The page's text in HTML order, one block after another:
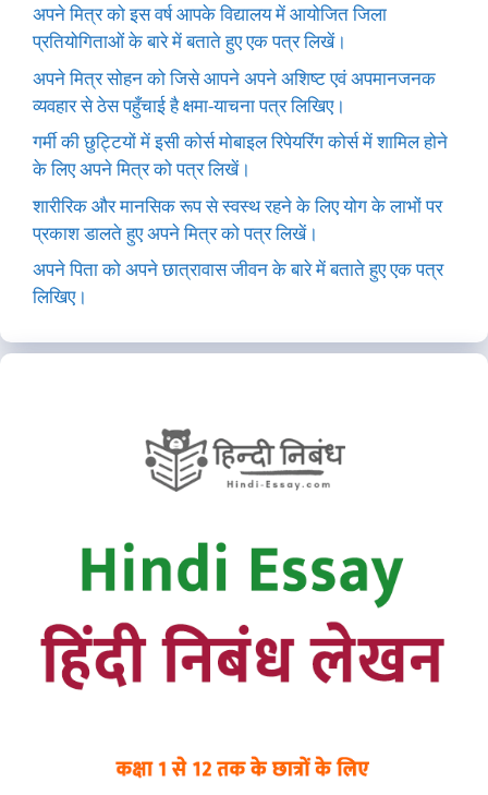
अपने मित्र को इस वर्ष आपके विद्यालय में आयोजित जिला
प्रतियोगिताओं के बारे में बताते हुए एक पत्र लिखें।
अपने मित्र सोहन को जिसे आपने अपने अशिष्ट एवं अपमानजनक
व्यवहार से ठेस पहुँचाई है क्षमा-याचना पत्र लिखिए।
गर्मी की छुट्टियों में इसी कोर्स मोबाइल रिपेयरिंग कोर्स में शामिल होने
के लिए अपने मित्र को पत्र लिखें।
शारीरिक और मानसिक रूप से स्वस्थ रहने के लिए योग के लाभों पर
प्रकाश डालते हुए अपने मित्र को पत्र लिखें।
अपने पिता को अपने छात्रावास जीवन के बारे में बताते हुए एक पत्र
लिखिए।